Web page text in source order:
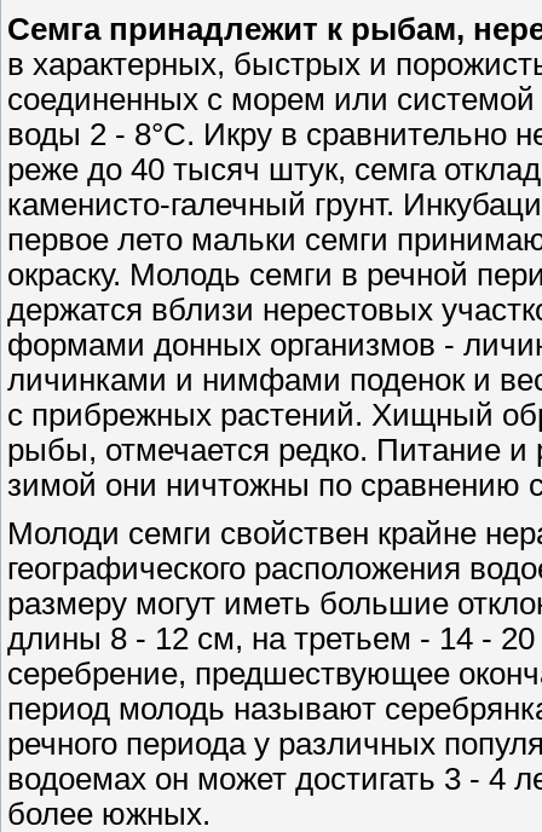
Семга принадлежит к рыбам,
в характерных, быстрых и
соединенных с морем или
воды 2 - 8°С. Икру в сравнительно
реже до 40 тысяч штук, семга
каменисто-галечный грунт.
первое лето мальки семги
окраску. Молодь семги в речной
держатся вблизи нерестовых
формами донных организмов -
личинками и нимфами поденок и
с прибрежных растений. Хищный
рыбы, отмечается редко. Питание
зимой они ничтожны по сравнению
Молоди семги свойствен крайне
географического расположения
размеру могут иметь большие
длины 8 - 12 см, на третьем - 14 -
серебрение, предшествующее
период молодь называют
речного периода у различных
водоемах он может достигать 3 - 4
более южных.